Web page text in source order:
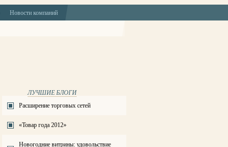
Новости компаний
ЛУЧШИЕ БЛОГИ
Расширение торговых сетей
«Товар года 2012»
Новогодние витрины: удовольствие